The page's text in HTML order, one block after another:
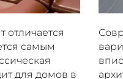
отличается
самым
для домов в